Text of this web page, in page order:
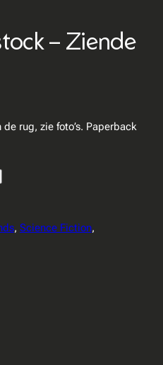
– Ziende
rug, zie foto’s. Paperback
, Science Fiction